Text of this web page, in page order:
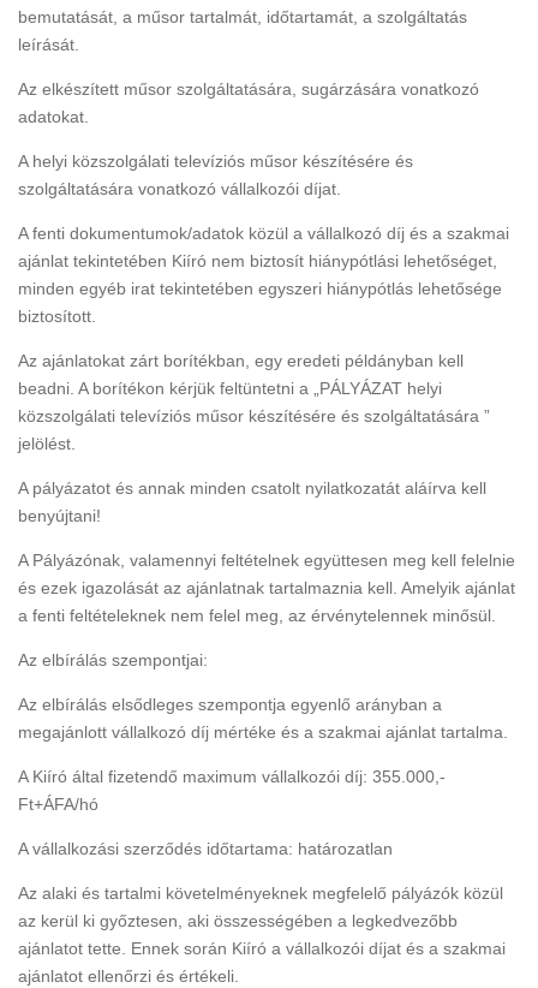
bemutatását, a műsor tartalmát, időtartamát, a szolgáltatás
leírását.
Az elkészített műsor szolgáltatására, sugárzására vonatkozó
adatokat.
A helyi közszolgálati televíziós műsor készítésére és
szolgáltatására vonatkozó vállalkozói díjat.
A fenti dokumentumok/adatok közül a vállalkozó díj és a szakmai
ajánlat tekintetében Kiíró nem biztosít hiánypótlási lehetőséget,
minden egyéb irat tekintetében egyszeri hiánypótlás lehetősége
biztosított.
Az ajánlatokat zárt borítékban, egy eredeti példányban kell
beadni. A borítékon kérjük feltüntetni a „PÁLYÁZAT helyi
közszolgálati televíziós műsor készítésére és szolgáltatására ”
jelölést.
A pályázatot és annak minden csatolt nyilatkozatát aláírva kell
benyújtani!
A Pályázónak, valamennyi feltételnek együttesen meg kell felelnie
és ezek igazolását az ajánlatnak tartalmaznia kell. Amelyik ajánlat
a fenti feltételeknek nem felel meg, az érvénytelennek minősül.
Az elbírálás szempontjai:
Az elbírálás elsődleges szempontja egyenlő arányban a
megajánlott vállalkozó díj mértéke és a szakmai ajánlat tartalma.
A Kiíró által fizetendő maximum vállalkozói díj: 355.000,-
Ft+ÁFA/hó
A vállalkozási szerződés időtartama: határozatlan
Az alaki és tartalmi követelményeknek megfelelő pályázók közül
az kerül ki győztesen, aki összességében a legkedvezőbb
ajánlatot tette. Ennek során Kiíró a vállalkozói díjat és a szakmai
ajánlatot ellenőrzi és értékeli.